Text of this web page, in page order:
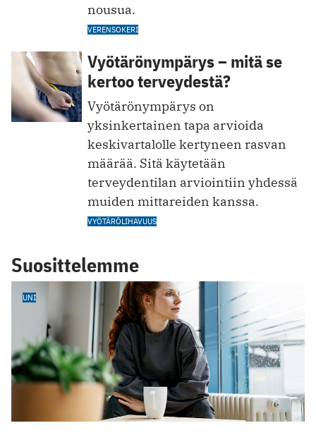
nousua.
VERENSOKERI
Vyötärönympärys – mitä se
kertoo terveydestä?
Vyötärönympärys on
yksinkertainen tapa arvioida
keskivartalolle kertyneen rasvan
määrää. Sitä käytetään
terveydentilan arviointiin yhdessä
muiden mittareiden kanssa.
VYÖTÄRÖLIHAVUUS
Suosittelemme
UNI